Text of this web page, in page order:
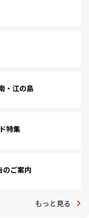
・江の島
特集
のご案内
もっと見る